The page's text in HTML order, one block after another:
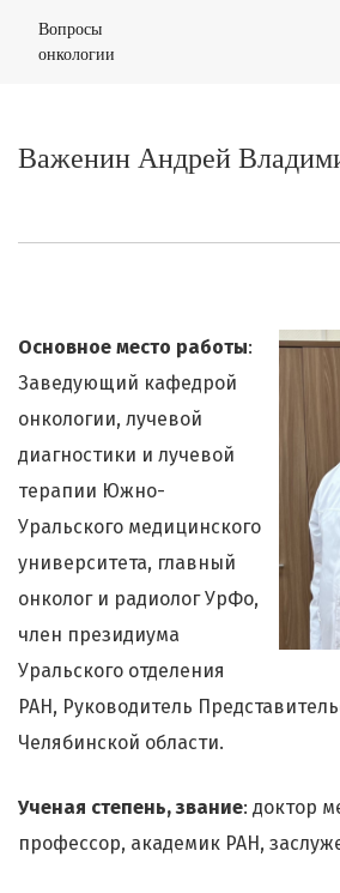
Вопросы
онкологии
Важенин Андрей
Основное место работы:
Заведующий кафедрой
онкологии, лучевой
диагностики и лучевой
терапии Южно-
Уральского медицинского
университета, главный
онколог и радиолог УрФо,
член президиума
Уральского отделения
РАН, Руководитель
Челябинской области.
Ученая степень, звание: доктор
профессор, академик РАН,